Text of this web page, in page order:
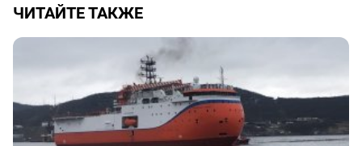
ЧИТАЙТЕ ТАКЖЕ